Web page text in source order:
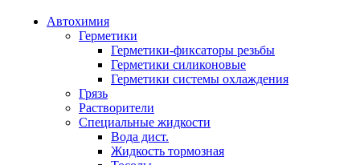
Автохимия
Герметики
Герметики-фиксаторы резьбы
Герметики силиконовые
Герметики системы охлаждения
Грязь
Растворители
Специальные жидкости
Вода дист.
Жидкость тормозная